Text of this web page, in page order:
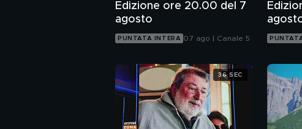
Edizione ore 20.00 del 7
agosto
PUNTATA INTERA 07 ago | Canale 5
36 SEC